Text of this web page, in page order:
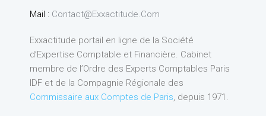
Mail : Contact@exxactitude.com
Exxactitude portail en ligne de la Société
d’Expertise Comptable et Financière. Cabinet
membre de l’Ordre des Experts Comptables Paris
IDF et de la Compagnie Régionale des
Commissaire aux Comptes de Paris, depuis 1971.